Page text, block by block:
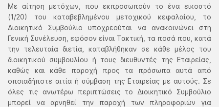
Με αίτηση μετόχων, που εκπροσωπούν το ένα εικοστό
(1/20) του καταβεβλημένου μετοχικού κεφαλαίου, το
Διοικητικό Συμβούλιο υποχρεούται να ανακοινώνει στη
Γενική Συνέλευση, εφόσον είναι Τακτική, τα ποσά που, κατά
την τελευταία διετία, καταβλήθηκαν σε κάθε μέλος του
διοικητικού συμβουλίου ή τους διευθυντές της Εταιρείας,
καθώς και κάθε παροχή προς τα πρόσωπα αυτά από
οποιαδήποτε αιτία ή σύμβαση της Εταιρείας με αυτούς. Σε
όλες τις ανωτέρω περιπτώσεις το Διοικητικό Συμβούλιο
μπορεί να αρνηθεί την παροχή των πληροφοριών για